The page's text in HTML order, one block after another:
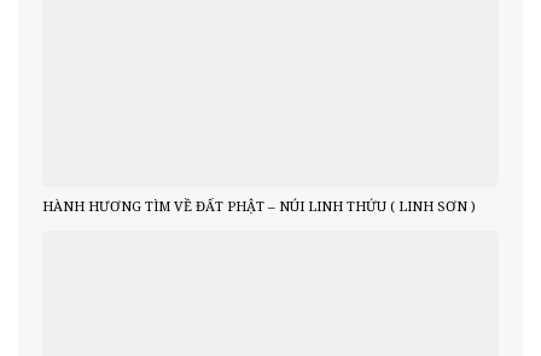
HÀNH HƯƠNG TÌM VỀ ĐẤT PHẬT – NÚI LINH THỨU ( LINH SƠN )